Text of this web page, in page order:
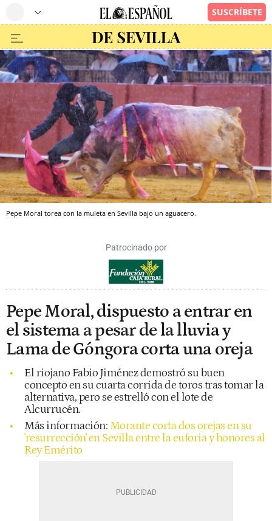
Pepe Moral torea con la muleta en Sevilla bajo un aguacero.
Patrocinado por
Pepe Moral, dispuesto a entrar en
el sistema a pesar de la lluvia y
Lama de Góngora corta una oreja
El riojano Fabio Jiménez demostró su buen
concepto en su cuarta corrida de toros tras tomar la
alternativa, pero se estrelló con el lote de
Alcurrucén.
Más información: Morante corta dos orejas en su
'resurrección' en Sevilla entre la euforia y honores al
Rey Emérito